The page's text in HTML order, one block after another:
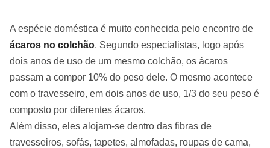
A espécie doméstica é muito conhecida pelo encontro de
ácaros no colchão. Segundo especialistas, logo após
dois anos de uso de um mesmo colchão, os ácaros
passam a compor 10% do peso dele. O mesmo acontece
com o travesseiro, em dois anos de uso, 1/3 do seu peso é
composto por diferentes ácaros.
Além disso, eles alojam-se dentro das fibras de
travesseiros, sofás, tapetes, almofadas, roupas de cama,